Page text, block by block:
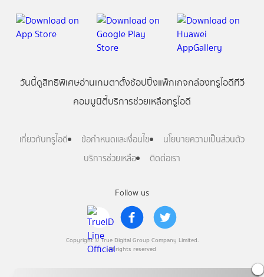
Follow us
Copyright © True Digital Group Company Limited.
All rights reserved
วันนี้ดูสิทธิพิเศษอ่านเกมตาตั้งช้อปปิ้งแพ็กเกจกล่องทรูไอดีทีวี
คอมมูนิตี้บริการช่วยเหลือทรูไอดี
เกี่ยวกับทรูไอดี ข้อกำหนดและเงื่อนไข
นโยบายความเป็นส่วนตัว
บริการช่วยเหลือ
ติดต่อเรา